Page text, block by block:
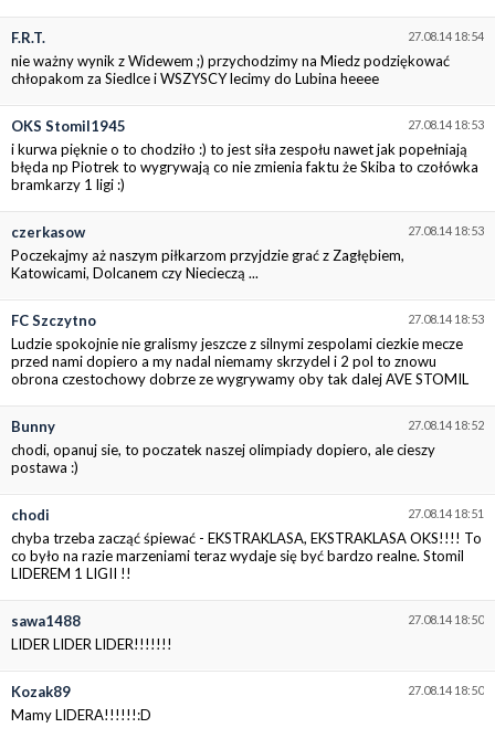
27.08.14 18:54
F.R.T.
nie ważny wynik z Widewem ;) przychodzimy na Miedz podziękować
chłopakom za Siedlce i WSZYSCY lecimy do Lubina heeee
27.08.14 18:53
OKS Stomil1945
i kurwa pięknie o to chodziło :) to jest siła zespołu nawet jak popełniają
błęda np Piotrek to wygrywają co nie zmienia faktu że Skiba to czołówka
bramkarzy 1 ligi :)
27.08.14 18:53
czerkasow
Poczekajmy aż naszym piłkarzom przyjdzie grać z Zagłębiem,
Katowicami, Dolcanem czy Niecieczą ...
27.08.14 18:53
FC Szczytno
Ludzie spokojnie nie gralismy jeszcze z silnymi zespolami ciezkie mecze
przed nami dopiero a my nadal niemamy skrzydel i 2 pol to znowu
obrona czestochowy dobrze ze wygrywamy oby tak dalej AVE STOMIL
27.08.14 18:52
Bunny
chodi, opanuj sie, to poczatek naszej olimpiady dopiero, ale cieszy
postawa :)
27.08.14 18:51
chodi
chyba trzeba zacząć śpiewać - EKSTRAKLASA, EKSTRAKLASA OKS!!!! To
co było na razie marzeniami teraz wydaje się być bardzo realne. Stomil
LIDEREM 1 LIGII !!
27.08.14 18:50
sawa1488
LIDER LIDER LIDER!!!!!!!
27.08.14 18:50
Kozak89
Mamy LIDERA!!!!!!:D